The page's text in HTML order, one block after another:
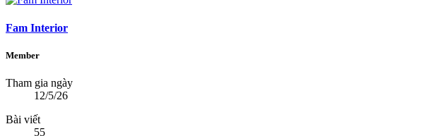
Fam Interior
Member
Tham gia ngày
12/5/26
Bài viết
55